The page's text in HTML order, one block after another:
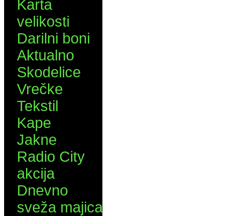
Karta
velikosti
Darilni boni
Aktualno
Skodelice
Vrečke
Tekstil
Kape
Jakne
Radio City
akcija
Dnevno
sveža majica